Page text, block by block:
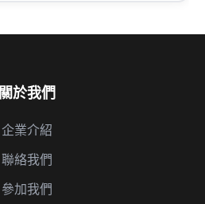
關於我們
企業介紹
聯絡我們
參加我們